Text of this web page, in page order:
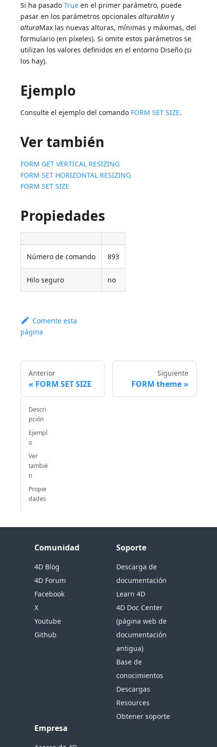
Si ha pasadoTrue en el primer parámetro, puede
pasar en los parámetros opcionalesalturaMin y
alturaMax las nuevas alturas, mínimas y máximas, del
formulario (en píxeles). Si omite estos parámetros se
utilizan los valores definidos en el entorno Diseño (si
los hay).
Ejemplo
Consulte el ejemplo del comando FORM SET SIZE.
Ver también
FORM GET VERTICAL RESIZING
FORM SET HORIZONTAL RESIZING
FORM SET SIZE
Propiedades
Número de comando 893
Hilo seguro no
Comente esta
página
Anterior
FORM SET SIZE
Siguiente
FORM theme
Descri
pción
Ejempl
o
Ver
tambié
n
Propie
dades
Comunidad
4D Blog
4D Forum
Facebook
X
Youtube
Github
Soporte
Descarga de
documentación
Learn 4D
4D Doc Center
(página web de
documentación
antigua)
Base de
conocimientos
Descargas
Resources
Obtener soporte
Empresa